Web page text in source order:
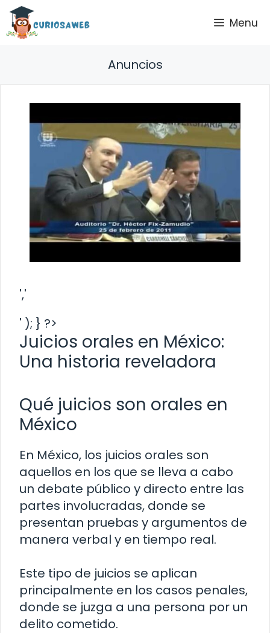
Saltar
contenido
Menu
Anuncios
','
' ); } ?>
Juicios orales en México:
Una historia reveladora
Qué juicios son orales en
México
En México, los juicios orales son
aquellos en los que se lleva a cabo
un debate público y directo entre las
partes involucradas, donde se
presentan pruebas y argumentos de
manera verbal y en tiempo real.
Este tipo de juicios se aplican
principalmente en los casos penales,
donde se juzga a una persona por un
delito cometido.